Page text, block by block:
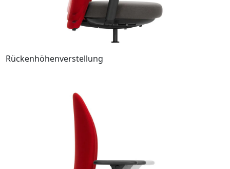
Rückenhöhenverstellung